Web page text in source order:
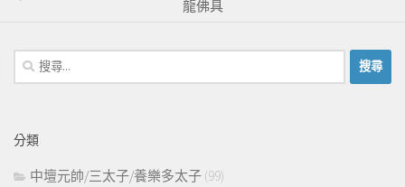
龍佛具
搜
尋
字:
分類
中壇元帥/三太子/養樂多太子 (99)